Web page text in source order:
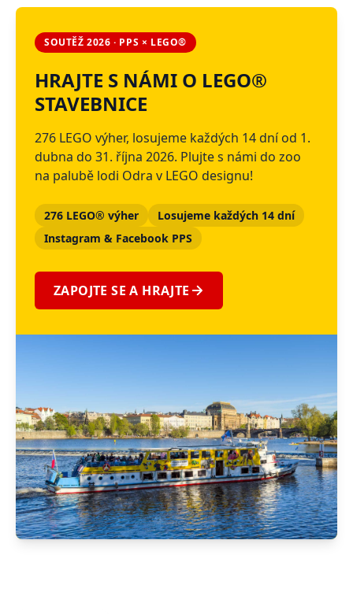
SOUTĚŽ 2026 · PPS × LEGO®
HRAJTE S NÁMI O LEGO®
STAVEBNICE
276 LEGO výher, losujeme každých 14 dní od 1.
dubna do 31. října 2026. Plujte s námi do zoo
na palubě lodi Odra v LEGO designu!
276 LEGO® výher
Losujeme každých 14 dní
Instagram & Facebook PPS
ZAPOJTE SE A HRAJTE